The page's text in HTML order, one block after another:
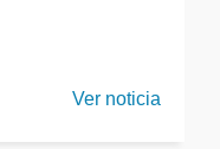
Ver noticia